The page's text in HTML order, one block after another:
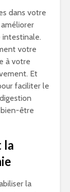
dans votre
votre
à votre
Et
faciliter le
être
la
la